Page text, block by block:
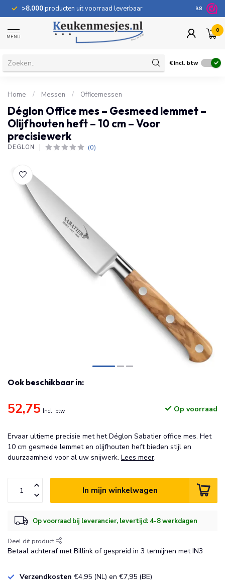
>8.000producten uit voorraad leverbaar 100
9.8
MENU
0
€Incl. btw
Home / Messen / Officemessen
Déglon Office mes – Gesmeed lemmet –
Olijfhouten heft – 10 cm – Voor
precisiewerk
DÉGLON (0)
Ook beschikbaar in:
52,75 Incl. btw Op voorraad
Ervaar ultieme precisie met het Déglon Sabatier office mes. Het
10 cm gesmede lemmet en olijfhouten heft bieden stijl en
duurzaamheid voor al uw snijwerk. Lees meer.
In mijn winkelwagen
Op voorraad bij leverancier, levertijd: 4-8 werkdagen
Deel dit product
Betaal achteraf met Billink of gespreid in 3 termijnen met IN3
Verzendkosten €4,95 (NL) en €7,95 (BE)